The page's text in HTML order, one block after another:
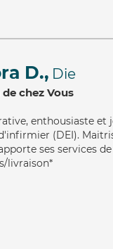
D., Die
chez Vous
, enthousiaste et
(DEI).
ses services
livraison*